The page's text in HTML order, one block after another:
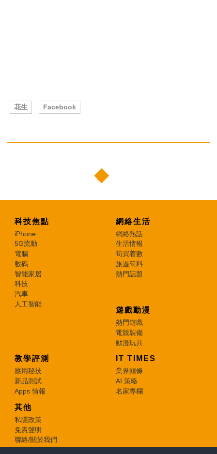
花生 Facebook
科技焦點
iPhone
5G流動
電腦
數碼
智能家居
科技
汽車
人工智能
網絡生活
網絡熱話
生活情報
筍買着數
旅遊筍料
熱門話題
遊戲動漫
熱門遊戲
電競裝備
動漫玩具
教學評測
應用秘技
新品測試
Apps 情報
IT TIMES
業界頭條
AI 策略
名家專欄
其他
私隱政策
免責聲明
聯絡/關於我們